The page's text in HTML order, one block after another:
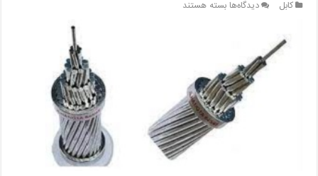
کابل دیدگاه‌هابرای
به
عراق
+
پذیرش
نمایندگی
در
بسته هستند